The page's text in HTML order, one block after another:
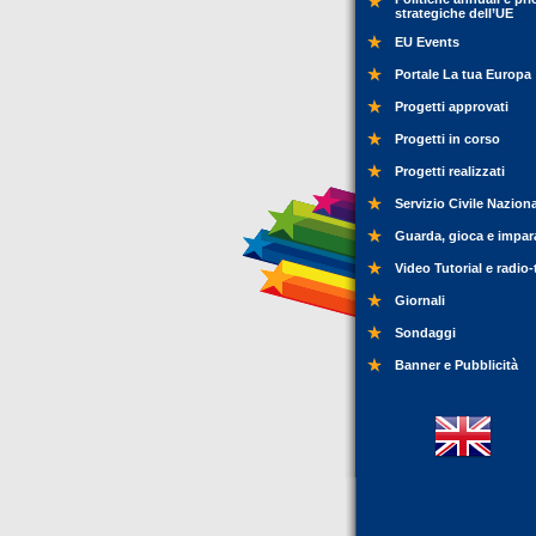
strategiche dell’UE
EU Events
Portale La tua Europa
Progetti approvati
Progetti in corso
Progetti realizzati
Servizio Civile
Guarda, gioca e
Video Tutorial e
Giornali
Sondaggi
Banner e Pubblicità